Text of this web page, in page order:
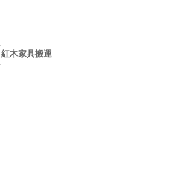
紅木家具搬運